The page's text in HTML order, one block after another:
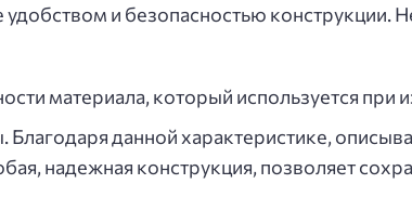
и безопасностью конструкции.
материала, который используется при
данной характеристике,
надежная конструкция, позволяет